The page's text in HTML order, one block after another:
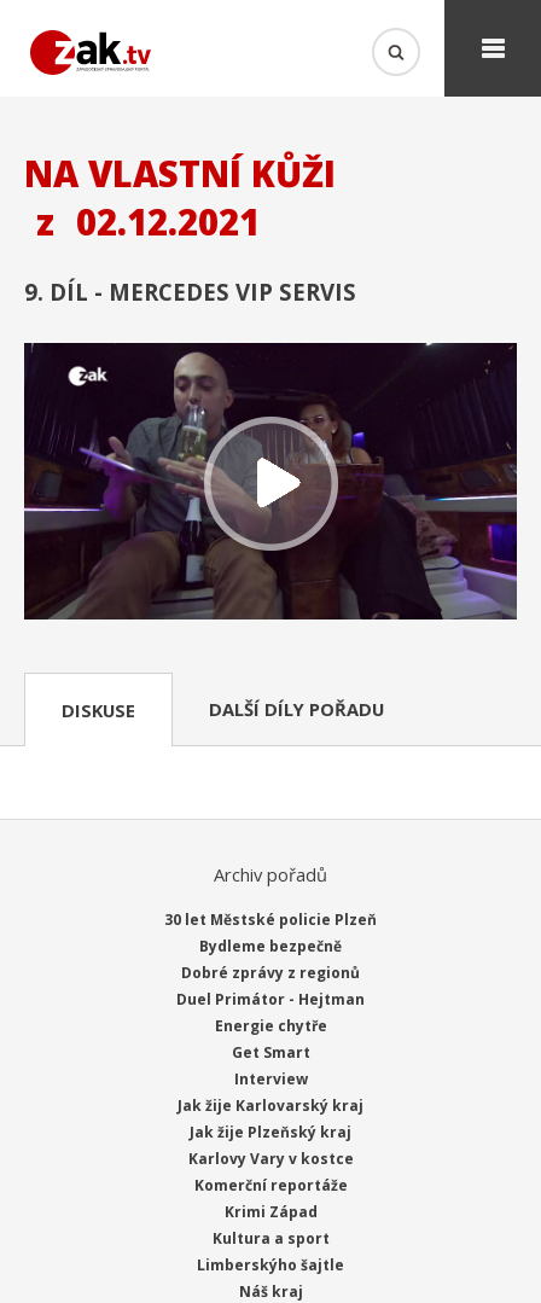
NA VLASTNÍ KŮŽI
z 02.12.2021
9. DÍL - MERCEDES VIP SERVIS
DISKUSE DALŠÍ DÍLY POŘADU
Archiv pořadů
30 let Městské policie Plzeň
Bydleme bezpečně
Dobré zprávy z regionů
Duel Primátor - Hejtman
Energie chytře
Get Smart
Interview
Jak žije Karlovarský kraj
Jak žije Plzeňský kraj
Karlovy Vary v kostce
Komerční reportáže
Krimi Západ
Kultura a sport
Limberskýho šajtle
Náš kraj